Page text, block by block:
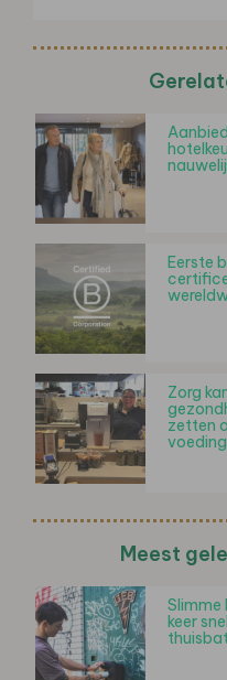
Eerste
Zorg
zetten
voeding
Meest
keer